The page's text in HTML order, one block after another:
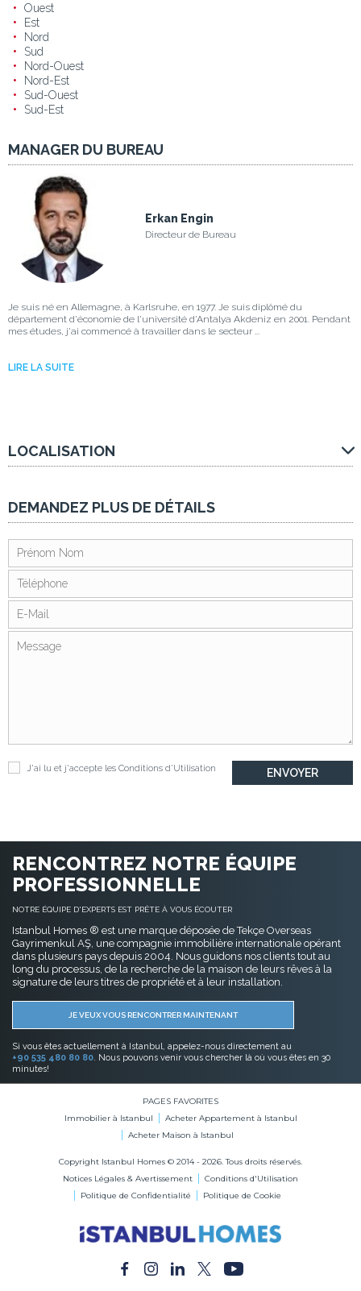
Ouest
Est
Nord
Sud
Nord-Ouest
Nord-Est
Sud-Ouest
Sud-Est
MANAGER DU BUREAU
Erkan Engin
Directeur de Bureau
Je suis né en Allemagne, à Karlsruhe, en 1977. Je suis diplômé du
département d'économie de l'université d'Antalya Akdeniz en 2001. Pendant
mes études, j'ai commencé à travailler dans le secteur ...
LIRE LA SUITE
LOCALISATION
DEMANDEZ PLUS DE DÉTAILS
J'ai lu et j'accepte les Conditions d'Utilisation
RENCONTREZ NOTRE ÉQUIPE
PROFESSIONNELLE
NOTRE ÉQUIPE D'EXPERTS EST PRÊTE À VOUS ÉCOUTER
Istanbul Homes ® est une marque déposée de Tekçe Overseas
Gayrimenkul AŞ, une compagnie immobilière internationale opérant
dans plusieurs pays depuis 2004. Nous guidons nos clients tout au
long du processus, de la recherche de la maison de leurs rêves à la
signature de leurs titres de propriété et à leur installation.
JE VEUX VOUS RENCONTRER MAINTENANT
Si vous êtes actuellement à Istanbul, appelez-nous directement au
+90 535 480 80 80. Nous pouvons venir vous chercher là où vous êtes en 30
minutes!
PAGES FAVORITES
Immobilier à Istanbul
Acheter Appartement à Istanbul
Acheter Maison à Istanbul
Copyright Istanbul Homes © 2014 - 2026. Tous droits réservés.
Notices Légales & Avertissement
Conditions d'Utilisation
Politique de Confidentialité
Politique de Cookie